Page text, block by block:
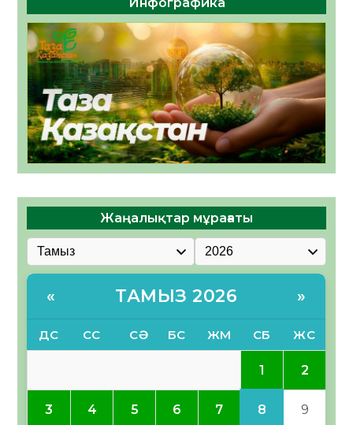
Жаңалықтар мұрағаты
« ТАМЫЗ 2026 »
ДС СС СӘ БС ЖМ СБ ЖС
1 2
3 4 5 6 7 8 9